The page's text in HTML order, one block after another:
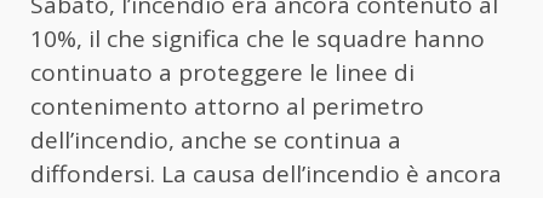
10%, il che significa che le squadre hanno
continuato a proteggere le linee di
contenimento attorno al perimetro
dell’incendio, anche se continua a
diffondersi. La causa dell’incendio è ancora